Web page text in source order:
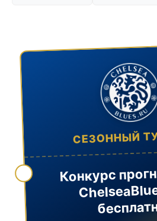
СЕЗОННЫЙ
Конкурс